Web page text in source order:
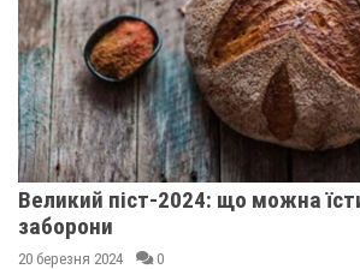
Великий піст-2024: що можна
заборони
20 березня 2024 0